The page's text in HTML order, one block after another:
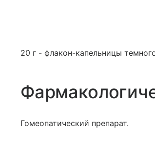
20 г - флакон-капельницы
Гомеопатический препарат.